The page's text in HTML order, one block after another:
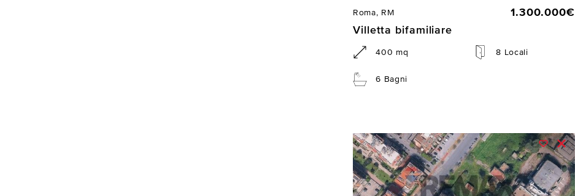
Roma, RM
1.300.000€
Villetta bifamiliare
400 mq 8 Locali
6 Bagni